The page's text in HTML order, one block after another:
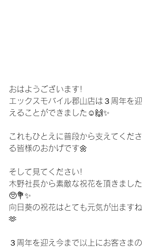
おはようございます!
エックスモバイル郡山店は３周年を迎
えることができました☺️🙌✨
これもひとえに普段から支えてくださ
る皆様のおかげです🌼
そして見てください!
木野社長から素敵な祝花を頂きました
🥺💐✨
向日葵の祝花はとても元気が出ますね
🫶
３周年を迎え今まで以上にお客さまの